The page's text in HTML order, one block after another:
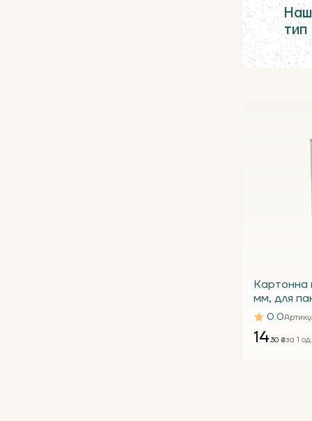
тип
Картонна
мм, для
бура Т24
0.0
14.30 ₴за 1 од.